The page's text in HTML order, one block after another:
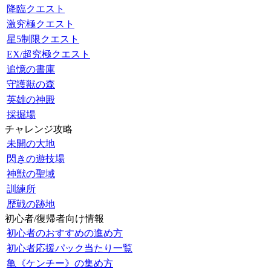
降臨クエスト
激究極クエスト
星5制限クエスト
EX/超究極クエスト
追憶の書庫
守護獣の森
英雄の神殿
採掘場
チャレンジ攻略
未開の大地
閃きの遊技場
神獣の聖域
訓練所
歴戦の跡地
初心者/復帰者向け情報
初心者のおすすめの進め方
初心者応援パック当たり一覧
亀《ケンチー》の集め方